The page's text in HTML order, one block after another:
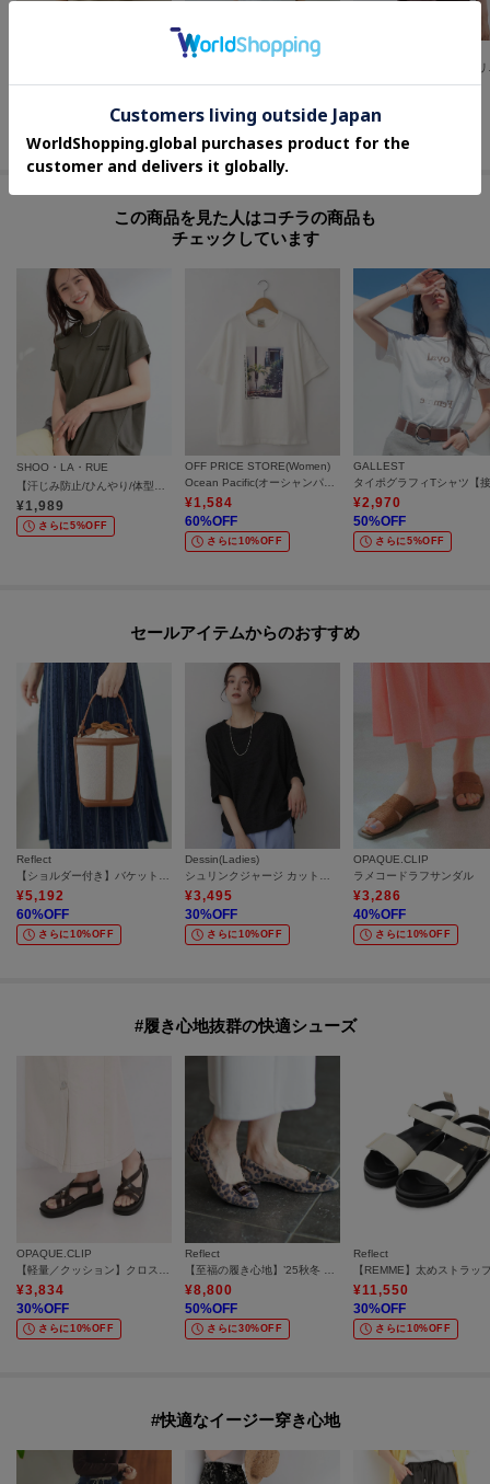
¥9,900
GALLEST
¥2,970
%OFF
さらに5%OFF
¥3,489
この商品を見た人はコチラの商品も
チェックしています
SHOO・LA・RUE
¥1,989
さらに5%OFF
OFF PRICE STORE(Women)
¥1,584
60%OFF
さらに10%OFF
GALLEST
¥2,970
50%OFF
さらに5%OFF
セールアイテムからのおすすめ
Reflect
¥5,192
60%OFF
さらに10%OFF
Dessin(Ladies)
¥3,495
30%OFF
さらに10%OFF
OPAQUE.CLIP
ラメコードラフサンダル
¥3,286
40%OFF
さらに10%OFF
#履き心地抜群の快適シューズ
OPAQUE.CLIP
¥3,834
30%OFF
さらに10%OFF
Reflect
¥8,800
50%OFF
さらに30%OFF
Reflect
¥11,550
30%OFF
さらに10%OFF
#快適なイージー穿き心地